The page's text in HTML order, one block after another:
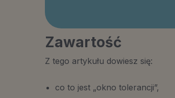
Zawartość
Z tego artykułu dowiesz się:
co to jest „okno tolerancji”,